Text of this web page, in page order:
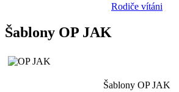
Rodiče vítáni
Šablony OP JAK
Šablony OP JAK